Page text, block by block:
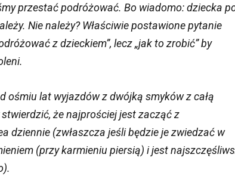
przestać podróżować. Bo wiadomo: dziecka
Nie należy? Właściwie postawione pytanie
z dzieckiem”, lecz „jak to zrobić” by
ośmiu lat wyjazdów z dwójką smyków z całą
że najprościej jest zacząć z
dziennie (zwłaszcza jeśli będzie je zwiedzać w
(przy karmieniu piersią) i jest